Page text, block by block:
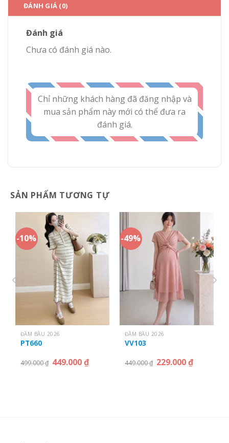
ĐÁNH GIÁ (0)
Đánh giá
Chưa có đánh giá nào.
Chỉ những khách hàng đã đăng nhập và
mua sản phẩm này mới có thể đưa ra
đánh giá.
SẢN PHẨM TƯƠNG TỰ
-10%
ĐẦM BẦU 2026
PT660
499.000₫ 449.000₫
-49%
ĐẦM BẦU 2026
VV103
449.000₫ 229.000₫